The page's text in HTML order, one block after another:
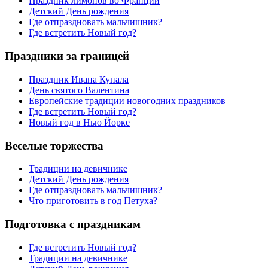
Детский День рождения
Где отпраздновать мальчишник?
Где встретить Новый год?
Праздники за границей
Праздник Ивана Купала
День святого Валентина
Европейские традиции новогодних праздников
Где встретить Новый год?
Новый год в Нью Йорке
Веселые торжества
Традиции на девичнике
Детский День рождения
Где отпраздновать мальчишник?
Что приготовить в год Петуха?
Подготовка с праздникам
Где встретить Новый год?
Традиции на девичнике